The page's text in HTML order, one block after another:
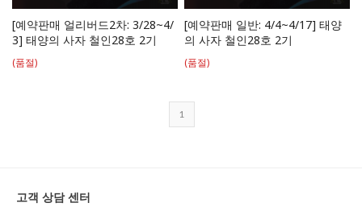
[예약판매 얼리버드2차: 3/28~4/
3] 태양의 사자 철인28호 2기
(품절)
[예약판매 일반: 4/4~4/17] 태양
의 사자 철인28호 2기
(품절)
1
고객 상담 센터